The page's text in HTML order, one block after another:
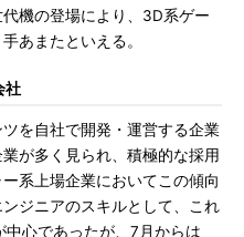
機の登場により、3D系ゲー
あまたといえる。
社
を自社で開発・運営する企業
が多く見られ、積極的な採用
系上場企業においてこの傾向
ジニアのスキルとして、これ
心であったが、7月からは